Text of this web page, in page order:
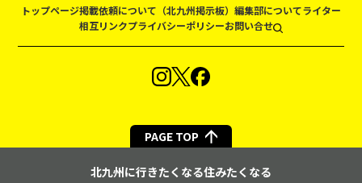
トップページ掲載依頼について（北九州掲示板） 編集部についてライター
相互リンクプライバシーポリシーお問い合せ
PAGE TOP
北九州に行きたくなる住みたくなる